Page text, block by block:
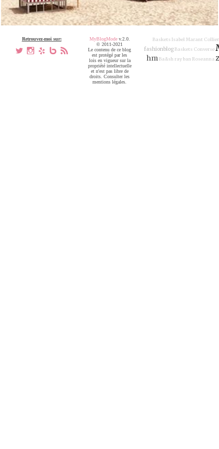
Retrouvez-moi sur:
a x h V ,
Baskets Isabel Marant
fashionblogBaskets Converse
hmBa&sh ray ban Roseanna
MyBlogModev.2.0.
© 2011-2021
Le contenu de ce blog
est protégé par les
lois en vigueur sur la
propriété intellectuelle
et n'est pas libre de
droits. Consulter les
mentions légales.